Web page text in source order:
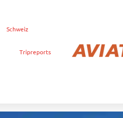
Schweiz
Tripreports